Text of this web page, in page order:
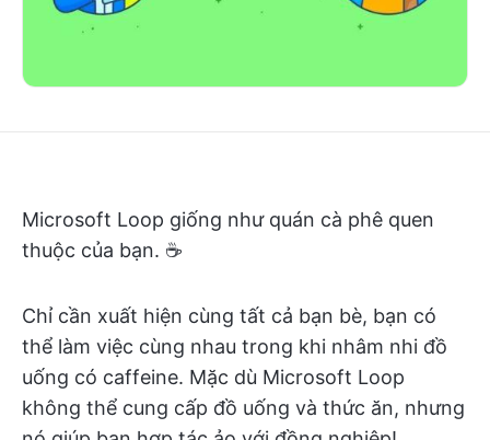
Microsoft Loop giống như quán cà phê quen
thuộc của bạn. ☕
Chỉ cần xuất hiện cùng tất cả bạn bè, bạn có
thể làm việc cùng nhau trong khi nhâm nhi đồ
uống có caffeine. Mặc dù Microsoft Loop
không thể cung cấp đồ uống và thức ăn, nhưng